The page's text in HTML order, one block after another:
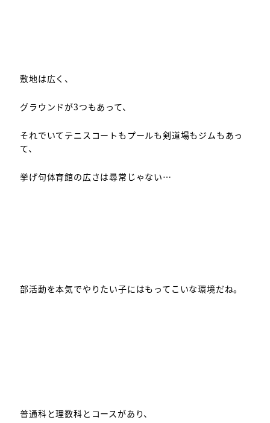
敷地は広く、
グラウンドが3つもあって、
それでいてテニスコートもプールも剣道場もジムもあっ
て、
挙げ句体育館の広さは尋常じゃない…
部活動を本気でやりたい子にはもってこいな環境だね。
普通科と理数科とコースがあり、